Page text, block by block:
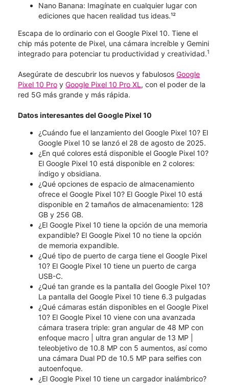
Nano Banana: Imagínate en cualquier lugar con
ediciones que hacen realidad tus ideas.¹²
Escapa de lo ordinario con el Google Pixel 10. Tiene el
chip más potente de Pixel, una cámara increíble y Gemini
integrado para potenciar tu productividad y creatividad.1
Asegúrate de descubrir los nuevos y fabulosos Google
Pixel 10 Pro y Google Pixel 10 Pro XL , con el poder de la
red 5G más grande y más rápida.
Datos interesantes del Google Pixel 10
¿Cuándo fue el lanzamiento del Google Pixel 10? El
Google Pixel 10 se lanzó el 28 de agosto de 2025.
¿En qué colores está disponible el Google Pixel 10?
El Google Pixel 10 está disponible en 2 colores:
índigo y obsidiana.
¿Qué opciones de espacio de almacenamiento
ofrece el Google Pixel 10? El Google Pixel 10 está
disponible en 2 tamaños de almacenamiento: 128
GB y 256 GB.
¿El Google Pixel 10 tiene la opción de una memoria
expandible? El Google Pixel 10 no tiene la opción
de memoria expandible.
¿Qué tipo de puerto de carga tiene el Google Pixel
10? El Google Pixel 10 tiene un puerto de carga
USB-C.
¿Qué tan grande es la pantalla del Google Pixel 10?
La pantalla del Google Pixel 10 tiene 6.3 pulgadas
¿Qué cámaras están disponibles en el Google Pixel
10? El Google Pixel 10 viene con una avanzada
cámara trasera triple: gran angular de 48 MP con
enfoque macro | ultra gran angular de 13 MP |
teleobjetivo de 10.8 MP con 5 aumentos, así como
una cámara Dual PD de 10.5 MP para selfies con
autoenfoque.
¿El Google Pixel 10 tiene un cargador inalámbrico?